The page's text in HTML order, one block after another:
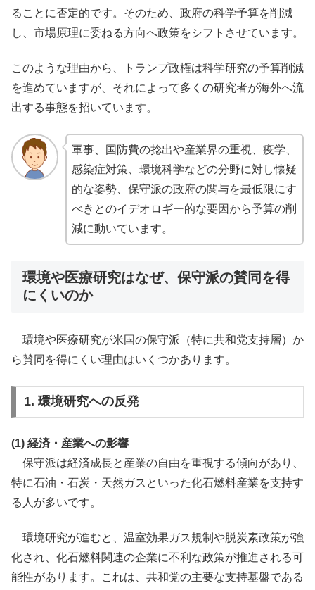
ることに否定的です。そのため、政府の科学予算を削減
し、市場原理に委ねる方向へ政策をシフトさせています。
このような理由から、トランプ政権は科学研究の予算削減
を進めていますが、それによって多くの研究者が海外へ流
出する事態を招いています。
軍事、国防費の捻出や産業界の重視、疫学、
感染症対策、環境科学などの分野に対し懐疑
的な姿勢、保守派の政府の関与を最低限にす
べきとのイデオロギー的な要因から予算の削
減に動いています。
環境や医療研究はなぜ、保守派の賛同を得
にくいのか
環境や医療研究が米国の保守派（特に共和党支持層）か
ら賛同を得にくい理由はいくつかあります。
1. 環境研究への反発
(1) 経済・産業への影響
保守派は経済成長と産業の自由を重視する傾向があり、
特に石油・石炭・天然ガスといった化石燃料産業を支持す
る人が多いです。
環境研究が進むと、温室効果ガス規制や脱炭素政策が強
化され、化石燃料関連の企業に不利な政策が推進される可
能性があります。これは、共和党の主要な支持基盤である